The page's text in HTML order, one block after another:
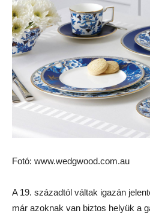
Fotó: www.wedgwood.com.au
A 19. századtól váltak igazán
már azoknak van biztos helyük a